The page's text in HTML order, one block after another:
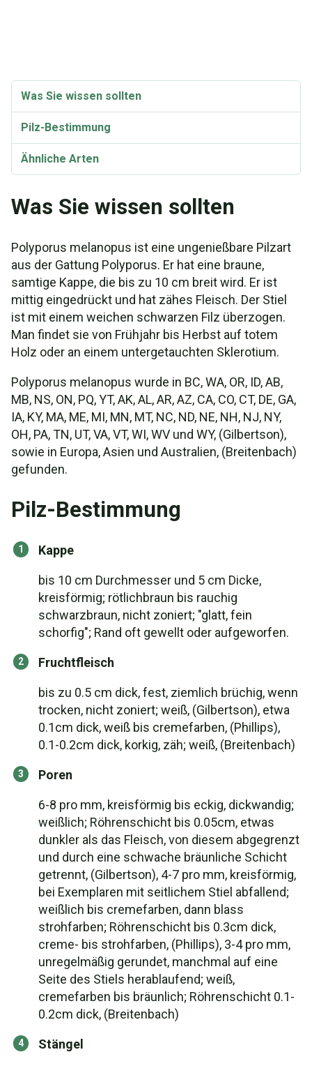
Was Sie wissen sollten
Pilz-Bestimmung
Ähnliche Arten
Was Sie wissen sollten
Polyporus melanopus ist eine ungenießbare Pilzart
aus der Gattung Polyporus. Er hat eine braune,
samtige Kappe, die bis zu 10 cm breit wird. Er ist
mittig eingedrückt und hat zähes Fleisch. Der Stiel
ist mit einem weichen schwarzen Filz überzogen.
Man findet sie von Frühjahr bis Herbst auf totem
Holz oder an einem untergetauchten Sklerotium.
Polyporus melanopus wurde in BC, WA, OR, ID, AB,
MB, NS, ON, PQ, YT, AK, AL, AR, AZ, CA, CO, CT, DE, GA,
IA, KY, MA, ME, MI, MN, MT, NC, ND, NE, NH, NJ, NY,
OH, PA, TN, UT, VA, VT, WI, WV und WY, (Gilbertson),
sowie in Europa, Asien und Australien, (Breitenbach)
gefunden.
Pilz-Bestimmung
Kappe
bis 10 cm Durchmesser und 5 cm Dicke,
kreisförmig; rötlichbraun bis rauchig
schwarzbraun, nicht zoniert; "glatt, fein
schorfig"; Rand oft gewellt oder aufgeworfen.
Fruchtfleisch
bis zu 0.5 cm dick, fest, ziemlich brüchig, wenn
trocken, nicht zoniert; weiß, (Gilbertson), etwa
0.1cm dick, weiß bis cremefarben, (Phillips),
0.1-0.2cm dick, korkig, zäh; weiß, (Breitenbach)
Poren
6-8 pro mm, kreisförmig bis eckig, dickwandig;
weißlich; Röhrenschicht bis 0.05cm, etwas
dunkler als das Fleisch, von diesem abgegrenzt
und durch eine schwache bräunliche Schicht
getrennt, (Gilbertson), 4-7 pro mm, kreisförmig,
bei Exemplaren mit seitlichem Stiel abfallend;
weißlich bis cremefarben, dann blass
strohfarben; Röhrenschicht bis 0.3cm dick,
creme- bis strohfarben, (Phillips), 3-4 pro mm,
unregelmäßig gerundet, manchmal auf eine
Seite des Stiels herablaufend; weiß,
cremefarben bis bräunlich; Röhrenschicht 0.1-
0.2cm dick, (Breitenbach)
Stängel